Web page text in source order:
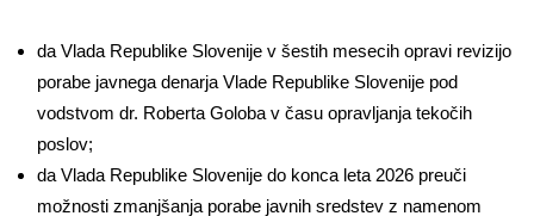
da Vlada Republike Slovenije v šestih mesecih opravi revizijo
porabe javnega denarja Vlade Republike Slovenije pod
vodstvom dr. Roberta Goloba v času opravljanja tekočih
poslov;
da Vlada Republike Slovenije do konca leta 2026 preuči
možnosti zmanjšanja porabe javnih sredstev z namenom